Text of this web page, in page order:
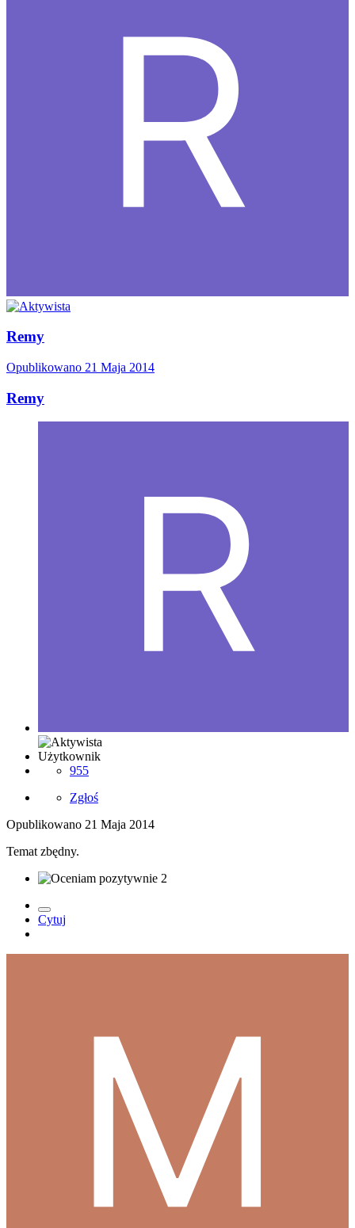
Remy
Opublikowano 21 Maja 2014
Remy
Użytkownik
955
Zgłoś
Opublikowano 21 Maja 2014
Temat zbędny.
2
Cytuj